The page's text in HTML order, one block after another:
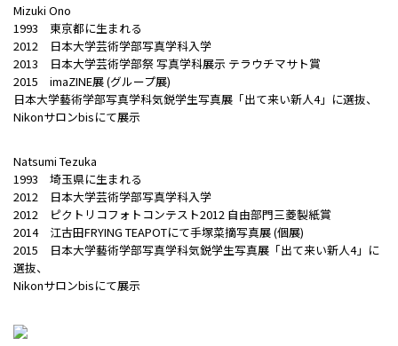
Mizuki Ono
1993 東京都に生まれる
2012 日本大学芸術学部写真学科入学
2013 日本大学芸術学部祭 写真学科展示 テラウチマサト賞
2015 imaZINE展 (グループ展)
日本大学藝術学部写真学科気鋭学生写真展「出て来い新人4」に選抜、
Nikonサロンbisにて展示
Natsumi Tezuka
1993 埼玉県に生まれる
2012 日本大学芸術学部写真学科入学
2012 ピクトリコフォトコンテスト2012 自由部門三菱製紙賞
2014 江古田FRYING TEAPOTにて手塚菜摘写真展 (個展)
2015 日本大学藝術学部写真学科気鋭学生写真展「出て来い新人4」に
選抜、
Nikonサロンbisにて展示